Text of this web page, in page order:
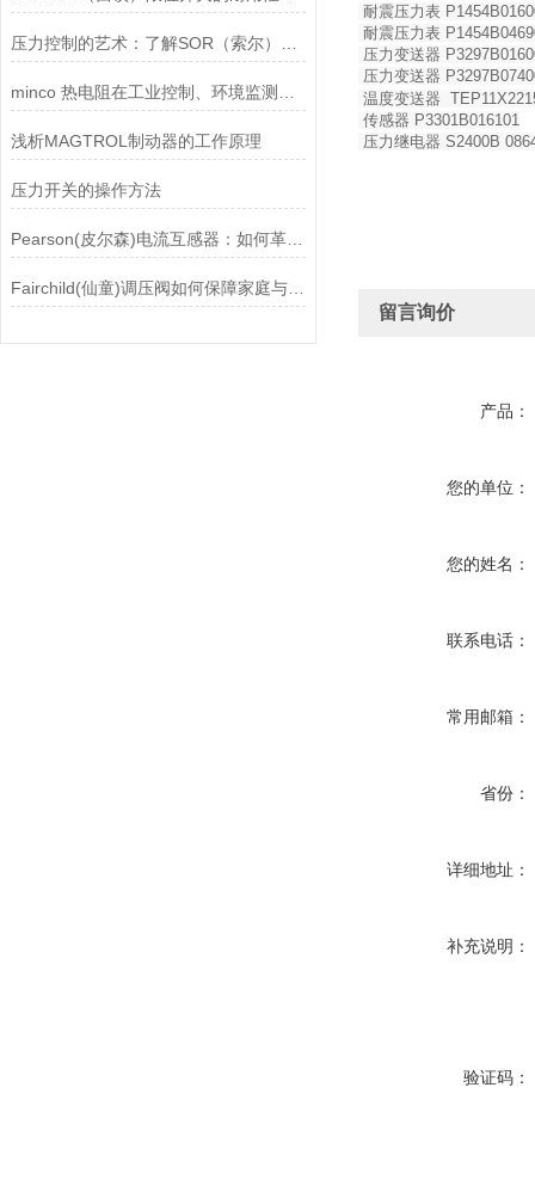
浅析MAGTROL制动器的工作原理
压力开关的操作方法
Pearson(皮尔森)电流互感器：如何革新电力监控？
Fairchild(仙童)调压阀如何保障家庭与工业安全？
耐震压力表
耐震压力表
压力变送器
压力变送器
温度变送器
传感器 P3301B016101
压力继电器 S2400B
留言询价
产品：
您的单位：
您的姓名：
联系电话：
常用邮箱：
省份：
详细地址：
补充说明：
验证码：